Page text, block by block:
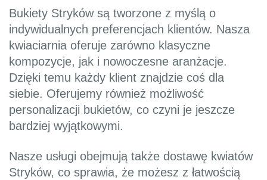
Bukiety Stryków są tworzone z myślą o
indywidualnych preferencjach klientów. Nasza
kwiaciarnia oferuje zarówno klasyczne
kompozycje, jak i nowoczesne aranżacje.
Dzięki temu każdy klient znajdzie coś dla
siebie. Oferujemy również możliwość
personalizacji bukietów, co czyni je jeszcze
bardziej wyjątkowymi.
Nasze usługi obejmują także dostawę kwiatów
Stryków, co sprawia, że możesz z łatwością